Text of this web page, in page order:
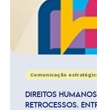
Comunicação
DIREITOS
RETROCESSOS.